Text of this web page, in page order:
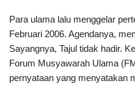
Para ulama lalu menggelar
Februari 2006. Agendanya,
Sayangnya, Tajul tidak hadir.
Forum Musyawarah Ulama
pernyataan yang menyatakan